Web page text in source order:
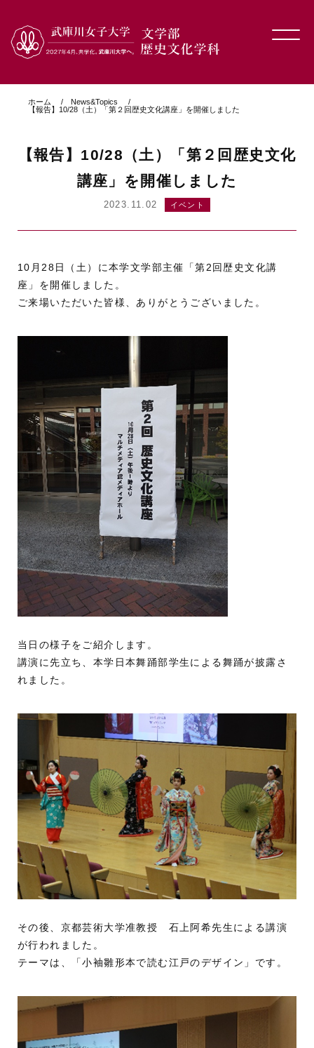
ホーム
News&Topics
【報告】10/28（土）「第２回歴史文化講座」を開催しました
【報告】10/28（土）「第２回歴史文化
講座」を開催しました
2023.11.02 イベント
10月28日（土）に本学文学部主催「第2回歴史文化講
座」を開催しました。
ご来場いただいた皆様、ありがとうございました。
当日の様子をご紹介します。
講演に先立ち、本学日本舞踊部学生による舞踊が披露さ
れました。
その後、京都芸術大学准教授 石上阿希先生による講演
が行われました。
テーマは、「小袖雛形本で読む江戸のデザイン」です。